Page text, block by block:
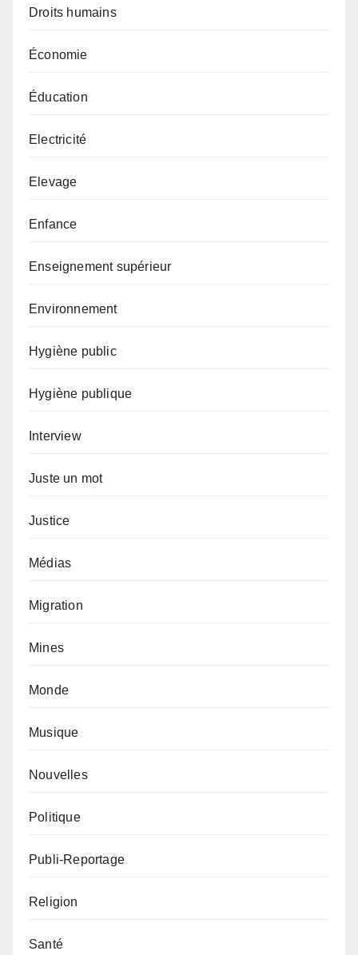
Droits humains
Économie
Éducation
Electricité
Elevage
Enfance
Enseignement supérieur
Environnement
Hygiène public
Hygiène publique
Interview
Juste un mot
Justice
Médias
Migration
Mines
Monde
Musique
Nouvelles
Politique
Publi-Reportage
Religion
Santé